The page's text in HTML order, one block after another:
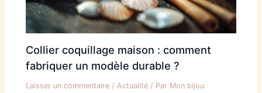
Collier coquillage maison : comment
fabriquer un modèle durable ?
Laisser un commentaire / Actualité / Par Mon bijou